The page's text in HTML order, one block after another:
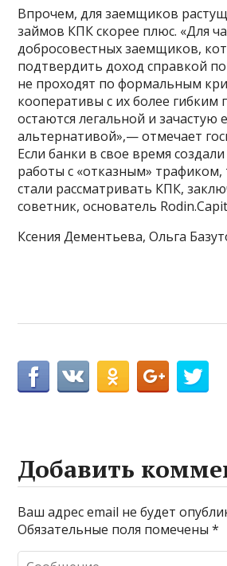
Впрочем, для заемщиков
займов КПК скорее плюс. «Для
добросовестных заемщиков,
подтвердить доход справкой
не проходят по формальным
кооперативы с их более гибким
остаются легальной и зачастую
альтернативой»,— отмечает
Если банки в свое время
работы с «отказным»
стали рассматривать КПК,
советник, основатель
Ксения Дементьева, Ольга
Добавить
Ваш адрес email не будет
Обязательные поля помечены*